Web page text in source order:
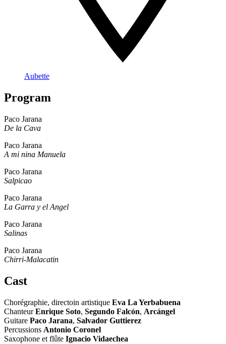
Aubette
Program
Paco Jarana
De la Cava
Paco Jarana
A mi nina Manuela
Paco Jarana
Salpicao
Paco Jarana
La Garra y el Angel
Paco Jarana
Salinas
Paco Jarana
Chirri-Malacatin
Cast
Chorégraphie, directoin artistique Eva La Yerbabuena
ChanteurEnrique Soto, Segundo Falcón, Arcángel
Guitare Paco Jarana, Salvador Guttierez
Percussions Antonio Coronel
Saxophone et flûte Ignacio Vidaechea